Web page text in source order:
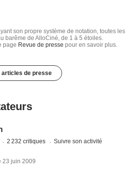
son propre système de notation, toutes les
barême de AlloCiné, de 1 à 5 étoiles.
page Revue de presse pour en savoir plus.
articles de presse
2 232 critiques Suivre son activité
23 juin 2009